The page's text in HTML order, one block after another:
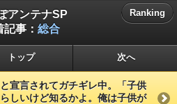
アンテナSP
記事： 総合
Ranking
トップ 次へ
宣言されてガチギレ中。「子供
しいけど知るかよ。俺は子供が